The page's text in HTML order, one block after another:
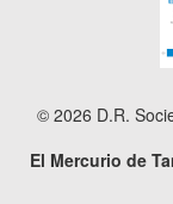
© 2026 D.R.
El Mercurio de